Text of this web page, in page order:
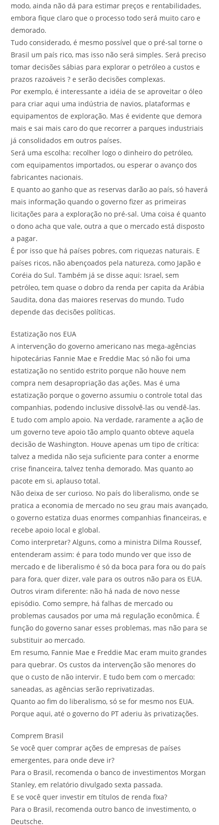
modo, ainda não dá para estimar preços e rentabilidades,
embora fique claro que o processo todo será muito caro e
demorado.
Tudo considerado, é mesmo possível que o pré-sal torne o
Brasil um país rico, mas isso não será simples. Será preciso
tomar decisões sábias para explorar o petróleo a custos e
prazos razoáveis ? e serão decisões complexas.
Por exemplo, é interessante a idéia de se aproveitar o óleo
para criar aqui uma indústria de navios, plataformas e
equipamentos de exploração. Mas é evidente que demora
mais e sai mais caro do que recorrer a parques industriais
já consolidados em outros países.
Será uma escolha: recolher logo o dinheiro do petróleo,
com equipamentos importados, ou esperar o avanço dos
fabricantes nacionais.
E quanto ao ganho que as reservas darão ao país, só haverá
mais informação quando o governo fizer as primeiras
licitações para a exploração no pré-sal. Uma coisa é quanto
o dono acha que vale, outra a que o mercado está disposto
a pagar.
É por isso que há países pobres, com riquezas naturais. E
países ricos, não abençoados pela natureza, como Japão e
Coréia do Sul. Também já se disse aqui: Israel, sem
petróleo, tem quase o dobro da renda per capita da Arábia
Saudita, dona das maiores reservas do mundo. Tudo
depende das decisões políticas.
Estatização nos EUA
A intervenção do governo americano nas mega-agências
hipotecárias Fannie Mae e Freddie Mac só não foi uma
estatização no sentido estrito porque não houve nem
compra nem desapropriação das ações. Mas é uma
estatização porque o governo assumiu o controle total das
companhias, podendo inclusive dissolvê-las ou vendê-las.
E tudo com amplo apoio. Na verdade, raramente a ação de
um governo teve apoio tão amplo quanto obteve aquela
decisão de Washington. Houve apenas um tipo de crítica:
talvez a medida não seja suficiente para conter a enorme
crise financeira, talvez tenha demorado. Mas quanto ao
pacote em si, aplauso total.
Não deixa de ser curioso. No país do liberalismo, onde se
pratica a economia de mercado no seu grau mais avançado,
o governo estatiza duas enormes companhias financeiras, e
recebe apoio local e global.
Como interpretar? Alguns, como a ministra Dilma Roussef,
entenderam assim: é para todo mundo ver que isso de
mercado e de liberalismo é só da boca para fora ou do país
para fora, quer dizer, vale para os outros não para os EUA.
Outros viram diferente: não há nada de novo nesse
episódio. Como sempre, há falhas de mercado ou
problemas causados por uma má regulação econômica. É
função do governo sanar esses problemas, mas não para se
substituir ao mercado.
Em resumo, Fannie Mae e Freddie Mac eram muito grandes
para quebrar. Os custos da intervenção são menores do
que o custo de não intervir. E tudo bem com o mercado:
saneadas, as agências serão reprivatizadas.
Quanto ao fim do liberalismo, só se for mesmo nos EUA.
Porque aqui, até o governo do PT aderiu às privatizações.
Comprem Brasil
Se você quer comprar ações de empresas de países
emergentes, para onde deve ir?
Para o Brasil, recomenda o banco de investimentos Morgan
Stanley, em relatório divulgado sexta passada.
E se você quer investir em títulos de renda fixa?
Para o Brasil, recomenda outro banco de investimento, o
Deutsche.